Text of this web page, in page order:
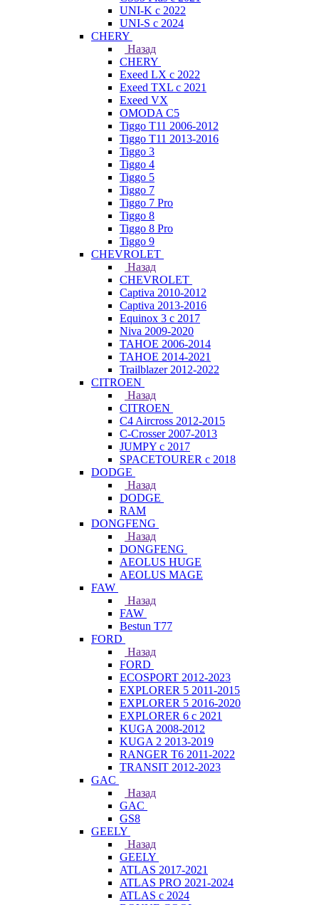
UNI-K с 2022
UNI-S с 2024
CHERY
Назад
CHERY
Exeed LX с 2022
Exeed TXL с 2021
Exeed VX
OMODA C5
Tiggo T11 2006-2012
Tiggo T11 2013-2016
Tiggo 3
Tiggo 4
Tiggo 5
Tiggo 7
Tiggo 7 Pro
Tiggo 8
Tiggo 8 Pro
Tiggo 9
CHEVROLET
Назад
CHEVROLET
Captiva 2010-2012
Captiva 2013-2016
Equinox 3 с 2017
Niva 2009-2020
TAHOE 2006-2014
TAHOE 2014-2021
Trailblazer 2012-2022
CITROEN
Назад
CITROEN
C4 Aircross 2012-2015
C-Crosser 2007-2013
JUMPY с 2017
SPACETOURER с 2018
DODGE
Назад
DODGE
RAM
DONGFENG
Назад
DONGFENG
AEOLUS HUGE
AEOLUS MAGE
FAW
Назад
FAW
Bestun T77
FORD
Назад
FORD
ECOSPORT 2012-2023
EXPLORER 5 2011-2015
EXPLORER 5 2016-2020
EXPLORER 6 с 2021
KUGA 2008-2012
KUGA 2 2013-2019
RANGER T6 2011-2022
TRANSIT 2012-2023
GAC
Назад
GAC
GS8
GEELY
Назад
GEELY
ATLAS 2017-2021
ATLAS PRO 2021-2024
ATLAS с 2024